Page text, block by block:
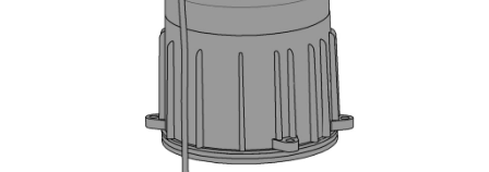
Окна, порталы, двери